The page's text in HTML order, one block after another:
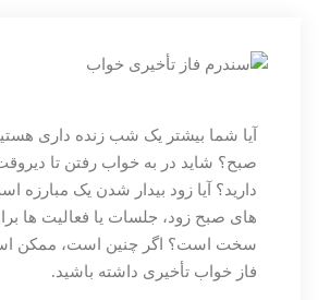
آیا شما بیشتر یک شب زنده داری
صبح؟ شاید در به خواب رفتن تا
دارید؟ آیا زود بیدار شدن یک مبارزه
های صبح زود، جلسات یا فعالیت ها
سخت است؟ اگر چنین است، ممکن
فاز خواب تأخیری داشته باشید.